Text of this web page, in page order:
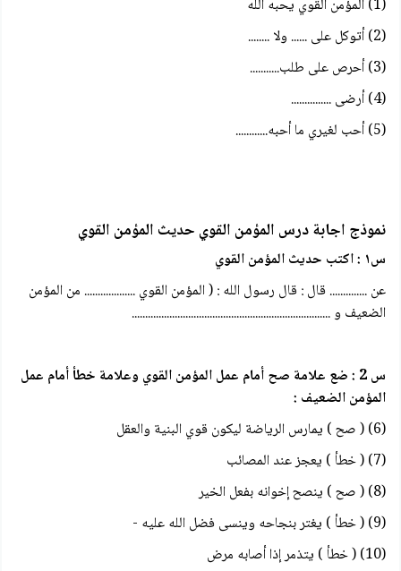
(1) المؤمن القوي يحبه الله
(2) أتوكل على ...... ولا ........
(3) أحرص على طلب...........
(4) أرضى ...............
(5) أحب لغيري ما أحبه............
نموذج اجابة درس المؤمن القوي حديث المؤمن القوي
س١ : اكتب
حديث المؤمن القوي
عن .............. قال : قال رسول الله : ( المؤمن القوي ................... من المؤمن
الضعيف و ..........................................................................
س 2 : ضع علامة صح أمام عمل المؤمن القوي وعلامة خطأ أمام عمل
المؤمن الضعيف :
(6) ( صح ) يمارس الرياضة ليكون قوي البنية والعقل
(7) ( خطأ ) يعجز عند المصائب
(8) ( صح ) ينصح إخوانه بفعل الخير
(9) ( خطأ ) يغتر بنجاحه وينسى فضل الله عليه -
(10) ( خطأ ) يتذمر إذا أصابه مرض